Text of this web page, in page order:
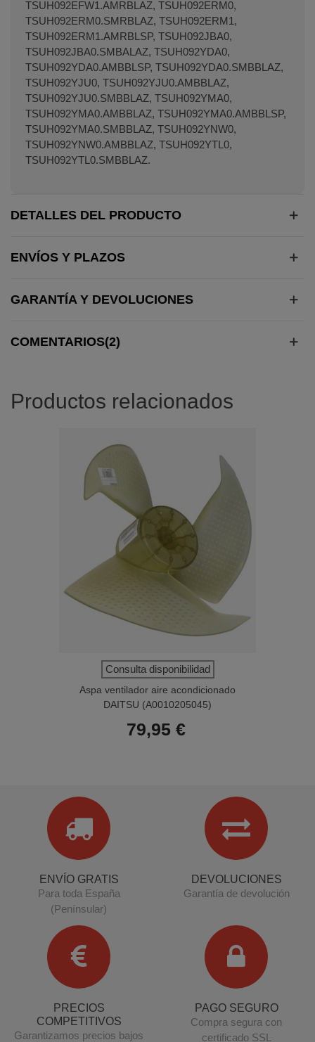
TSUH092EFW1.AMRBLAZ, TSUH092ERM0,
TSUH092ERM0.SMRBLAZ, TSUH092ERM1,
TSUH092ERM1.AMRBLSP, TSUH092JBA0,
TSUH092JBA0.SMBALAZ, TSUH092YDA0,
TSUH092YDA0.AMBBLSP, TSUH092YDA0.SMBBLAZ,
TSUH092YJU0, TSUH092YJU0.AMBBLAZ,
TSUH092YJU0.SMBBLAZ, TSUH092YMA0,
TSUH092YMA0.AMBBLAZ, TSUH092YMA0.AMBBLSP,
TSUH092YMA0.SMBBLAZ, TSUH092YNW0,
TSUH092YNW0.AMBBLAZ, TSUH092YTL0,
TSUH092YTL0.SMBBLAZ.
DETALLES DEL PRODUCTO
ENVÍOS Y PLAZOS
GARANTÍA Y DEVOLUCIONES
COMENTARIOS(2)
Productos relacionados
Consulta disponibilidad
Aspa ventilador aire acondicionado
DAITSU (A0010205045)
79,95 €
ENVÍO GRATIS
Para toda España
(Penínsular)
DEVOLUCIONES
Garantía de devolución
PRECIOS
COMPETITIVOS
Garantizamos precios bajos
PAGO SEGURO
Compra segura con
certificado SSL